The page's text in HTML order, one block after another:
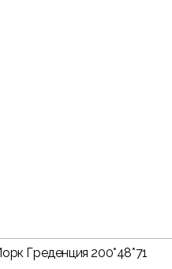
Греденция 200*48*71